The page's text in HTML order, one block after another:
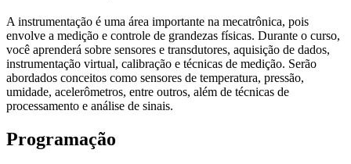
A instrumentação é uma área importante na mecatrônica, pois
envolve a medição e controle de grandezas físicas. Durante o curso,
você aprenderá sobre sensores e transdutores, aquisição de dados,
instrumentação virtual, calibração e técnicas de medição. Serão
abordados conceitos como sensores de temperatura, pressão,
umidade, acelerômetros, entre outros, além de técnicas de
processamento e análise de sinais.
Programação